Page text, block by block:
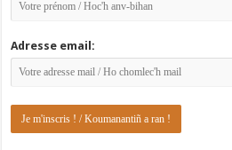
Adresse email: